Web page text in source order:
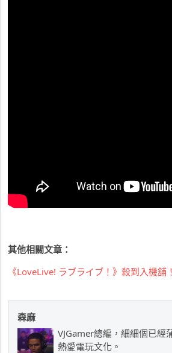
其他相關文章：
《LoveLive! ラブライブ！》殺到入機舖
森麻
VJGamer總編，細細個已經
熱愛電玩文化。